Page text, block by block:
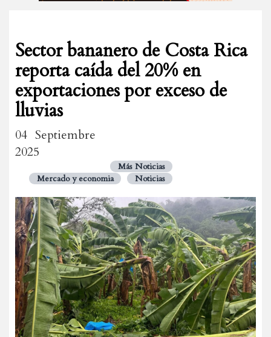
Sector bananero de Costa Rica
reporta caída del 20% en
exportaciones por exceso de
lluvias
04 Septiembre
2025
Más Noticias
Mercado y economia
Noticias